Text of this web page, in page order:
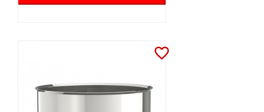
favorite_border